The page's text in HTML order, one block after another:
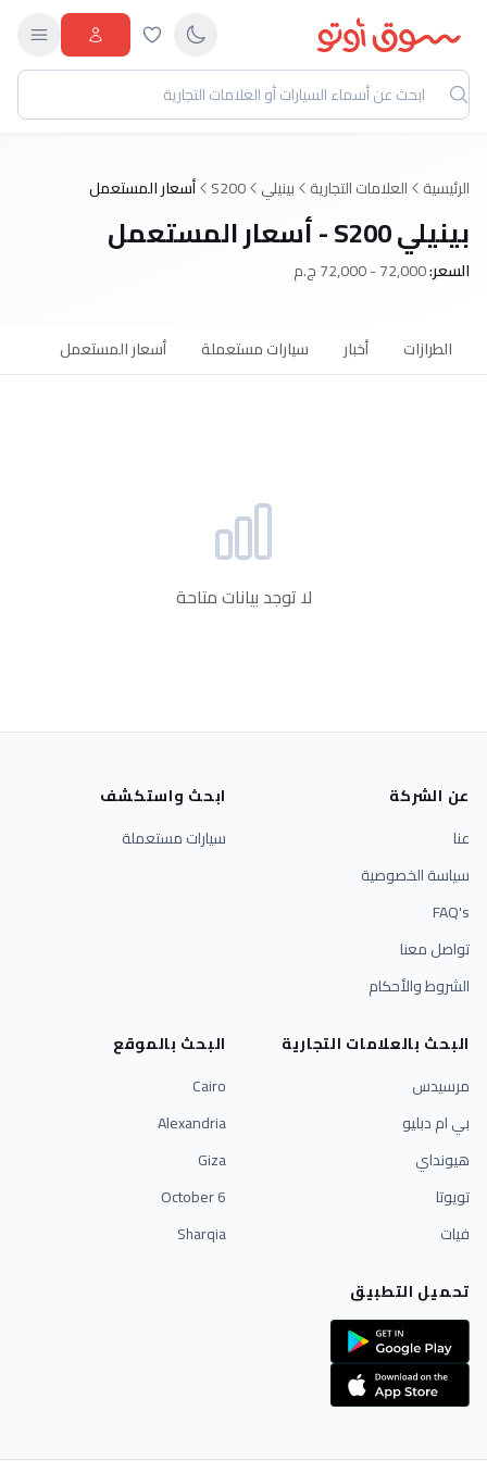
الرئيسية العلامات التجارية بينيلي S200 أسعار المستعمل
بينيلي S200 - أسعار المستعمل
السعر:
الطرازات أخبار سيارات مستعملة أسعار المستعمل
لا توجد بيانات متاحة
عن الشركة
عنا
سياسة الخصوصية
FAQ's
تواصل معنا
الشروط والأحكام
ابحث واستكشف
سيارات مستعملة
البحث بالعلامات التجارية
مرسيدس
بي ام دبليو
هيونداي
تويوتا
فيات
البحث بالموقع
Cairo
Alexandria
Giza
6 October
Sharqia
تحميل التطبيق